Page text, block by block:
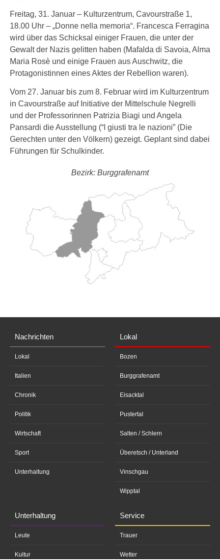
Freitag, 31. Januar – Kulturzentrum, Cavourstraße 1,
18.00 Uhr – „Donne nella memoria“. Francesca Ferragina
wird über das Schicksal einiger Frauen, die unter der
Gewalt der Nazis gelitten haben (Mafalda di Savoia, Alma
Maria Rosè und einige Frauen aus Auschwitz, die
Protagonistinnen eines Aktes der Rebellion waren).
Vom 27. Januar bis zum 8. Februar wird im Kulturzentrum
in Cavourstraße auf Initiative der Mittelschule Negrelli
und der Professorinnen Patrizia Biagi und Angela
Pansardi die Ausstellung (“I giusti tra le nazioni” (Die
Gerechten unter den Völkern) gezeigt. Geplant sind dabei
Führungen für Schulkinder.
Bezirk: Burggrafenamt
Nachrichten
Lokal
Italien
Chronik
Politik
Wirtschaft
Sport
Unterhaltung
Lokal
Bozen
Burggrafenamt
Eisacktal
Pustertal
Salten / Schlern
Überetsch / Unterland
Vinschgau
Wipptal
Unterhaltung
Leute
Kultur
Service
Trauer
Wetter